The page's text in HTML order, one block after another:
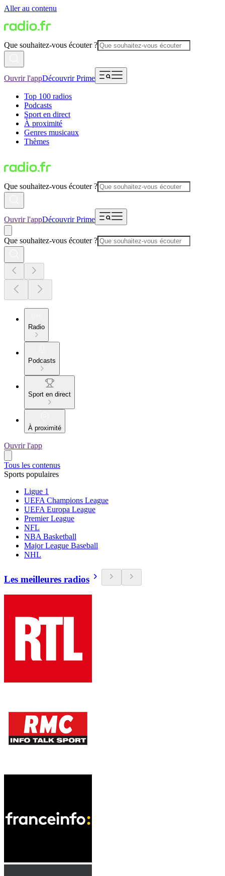
Aller au contenu
Que souhaitez-vous écouter ?
Ouvrir l'appDécouvrir Prime
Top 100 radios
Podcasts
Sport en direct
À proximité
Genres musicaux
Thèmes
Que souhaitez-vous écouter ?
Ouvrir l'appDécouvrir Prime
Que souhaitez-vous écouter ?
Radio
Podcasts
Sport en direct
À proximité
Ouvrir l'app
Tous les contenus
Sports populaires
Ligue 1
UEFA Champions League
UEFA Europa League
Premier League
NFL
NBA Basketball
Major League Baseball
NHL
Les meilleures radios